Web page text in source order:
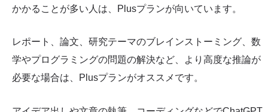
かかることが多い人は、Plusプランが向いています。
レポート、論文、研究テーマのブレインストーミング、数
学やプログラミングの問題の解決など、より高度な推論が
必要な場合は、Plusプランがオススメです。